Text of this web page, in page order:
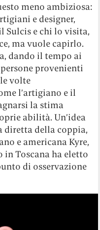
meno ambiziosa:
e designer,
Sulcis e chi lo visita,
ma vuole capirlo.
dando il tempo ai
provenienti
volte
l’artigiano e il
la stima
abilità. Un’idea
diretta della coppia,
e americana Kyre,
in Toscana ha eletto
di osservazione